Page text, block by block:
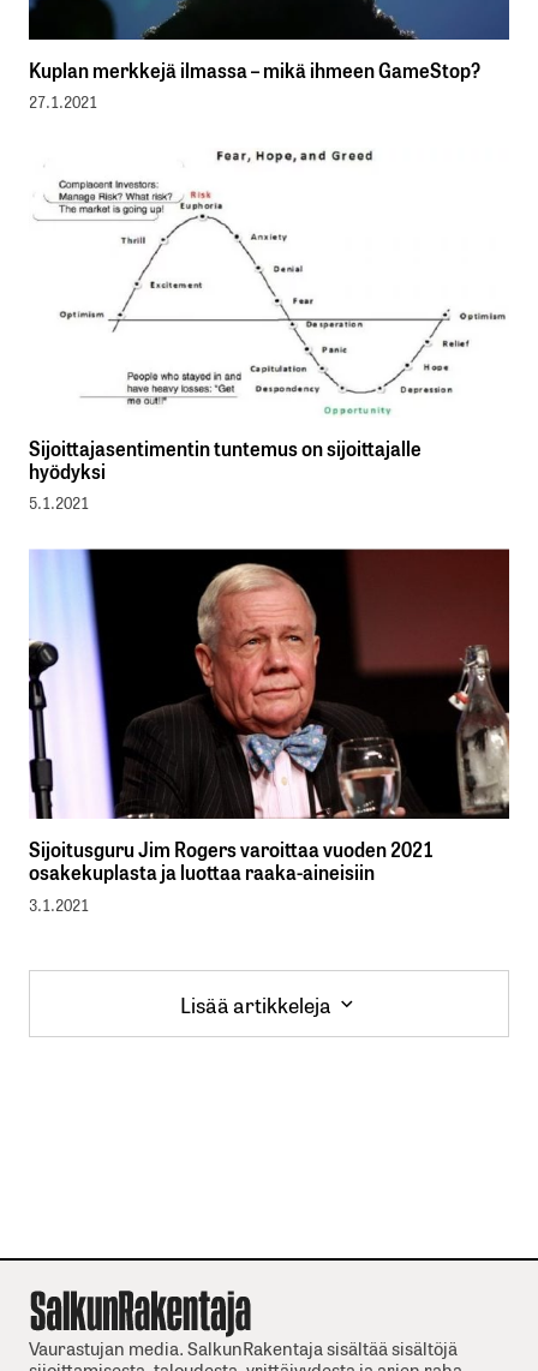
Kuplan merkkejä ilmassa – mikä ihmeen GameStop?
27.1.2021
Sijoittajasentimentin tuntemus on sijoittajalle
hyödyksi
5.1.2021
Sijoitusguru Jim Rogers varoittaa vuoden 2021
osakekuplasta ja luottaa raaka-aineisiin
3.1.2021
Lisää artikkeleja
Lisää artikkeleja
Vaurastujan media. SalkunRakentaja sisältää sisältöjä